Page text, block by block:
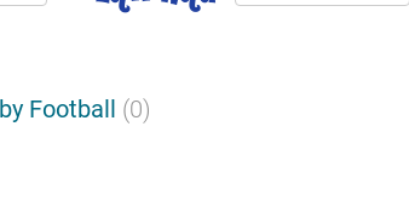
Football (0)